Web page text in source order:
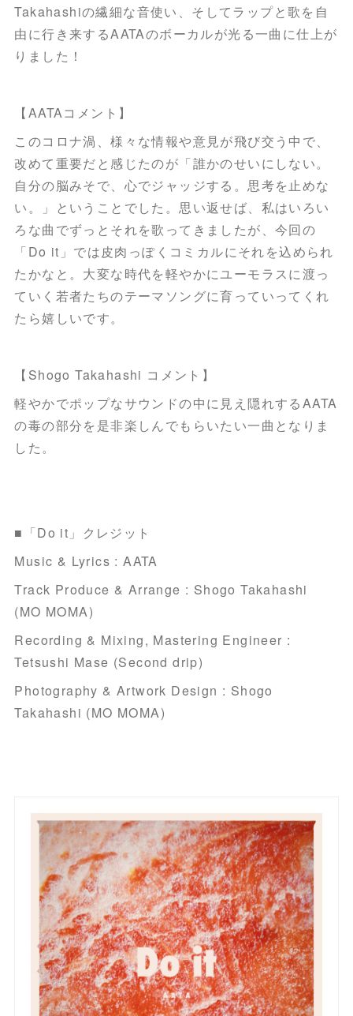
Takahashiの繊細な音使い、そしてラップと歌を自
由に行き来するAATAのボーカルが光る一曲に仕上が
りました！
【AATAコメント】
このコロナ渦、様々な情報や意見が飛び交う中で、
改めて重要だと感じたのが「誰かのせいにしない。
自分の脳みそで、心でジャッジする。思考を止めな
い。」ということでした。思い返せば、私はいろい
ろな曲でずっとそれを歌ってきましたが、今回の
「Do it」では皮肉っぽくコミカルにそれを込められ
たかなと。大変な時代を軽やかにユーモラスに渡っ
ていく若者たちのテーマソングに育っていってくれ
たら嬉しいです。
【Shogo Takahashi コメント】
軽やかでポップなサウンドの中に見え隠れするAATA
の毒の部分を是非楽しんでもらいたい一曲となりま
した。
■「Do it」クレジット
Music & Lyrics : AATA
Track Produce & Arrange : Shogo Takahashi
(MO MOMA)
Recording & Mixing, Mastering Engineer :
Tetsushi Mase (Second drip)
Photography & Artwork Design : Shogo
Takahashi (MO MOMA)